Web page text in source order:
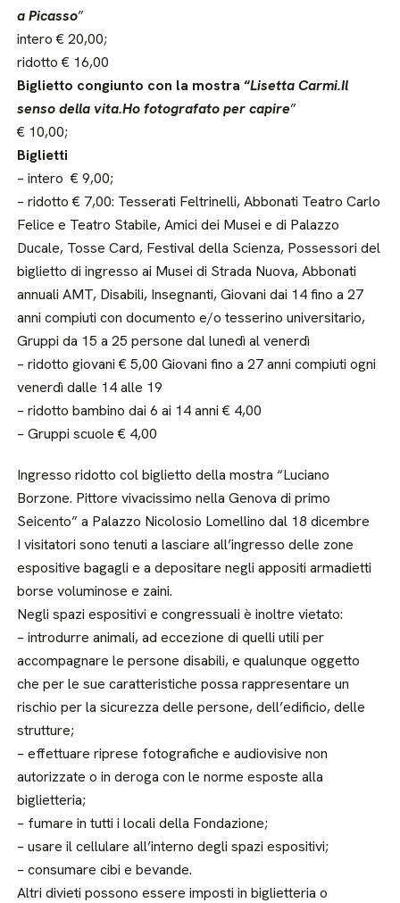
a Picasso”
intero € 20,00;
ridotto € 16,00
Biglietto congiunto con la mostra “Lisetta Carmi.Il
senso della vita.Ho fotografato per capire”
€ 10,00;
Biglietti
– intero € 9,00;
– ridotto € 7,00: Tesserati Feltrinelli, Abbonati Teatro Carlo
Felice e Teatro Stabile, Amici dei Musei e di Palazzo
Ducale, Tosse Card, Festival della Scienza, Possessori del
biglietto di ingresso ai Musei di Strada Nuova, Abbonati
annuali AMT, Disabili, Insegnanti, Giovani dai 14 fino a 27
anni compiuti con documento e/o tesserino universitario,
Gruppi da 15 a 25 persone dal lunedì al venerdì
– ridotto giovani € 5,00 Giovani fino a 27 anni compiuti ogni
venerdì dalle 14 alle 19
– ridotto bambino dai 6 ai 14 anni € 4,00
– Gruppi scuole € 4,00
Ingresso ridotto col biglietto della mostra “Luciano
Borzone. Pittore vivacissimo nella Genova di primo
Seicento” a Palazzo Nicolosio Lomellino dal 18 dicembre
I visitatori sono tenuti a lasciare all’ingresso delle zone
espositive bagagli e a depositare negli appositi armadietti
borse voluminose e zaini.
Negli spazi espositivi e congressuali è inoltre vietato:
– introdurre animali, ad eccezione di quelli utili per
accompagnare le persone disabili, e qualunque oggetto
che per le sue caratteristiche possa rappresentare un
rischio per la sicurezza delle persone, dell’edificio, delle
strutture;
– effettuare riprese fotografiche e audiovisive non
autorizzate o in deroga con le norme esposte alla
biglietteria;
– fumare in tutti i locali della Fondazione;
– usare il cellulare all’interno degli spazi espositivi;
– consumare cibi e bevande.
Altri divieti possono essere imposti in biglietteria o